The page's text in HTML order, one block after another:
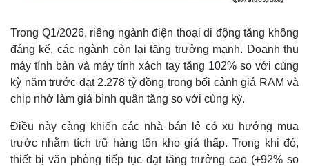
Trong Q1/2026, riêng ngành điện thoại di động tăng không
đáng kể, các ngành còn lại tăng trưởng mạnh. Doanh thu
máy tính bàn và máy tính xách tay tăng 102% so với cùng
kỳ năm trước đạt 2.278 tỷ đồng trong bối cảnh giá RAM và
chip nhớ làm giá bình quân tăng so với cùng kỳ.
Điều này càng khiến các nhà bán lẻ có xu hướng mua
trước nhằm tích trữ hàng tồn kho giá thấp. Trong khi đó,
thiết bị văn phòng tiếp tục đạt tăng trưởng cao (+92% so